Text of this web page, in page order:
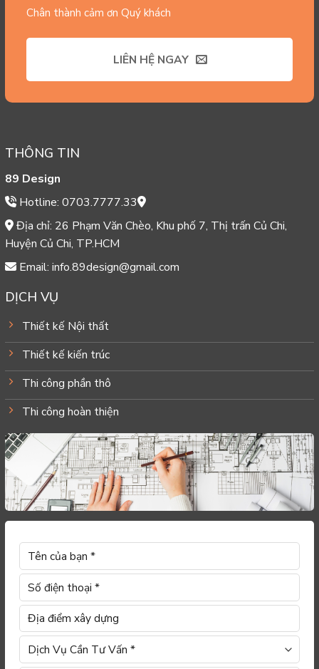
Chân thành cảm ơn Quý khách
LIÊN HỆ NGAY
THÔNG TIN
89 Design
Hotline: 0703.7777.33
Địa chỉ: 26 Phạm Văn Chèo, Khu phố 7, Thị trấn Củ Chi,
Huyện Củ Chi, TP.HCM
Email: info.89design@gmail.com
DỊCH VỤ
Thiết kế Nội thất
Thiết kế kiến trúc
Thi công phần thô
Thi công hoàn thiện